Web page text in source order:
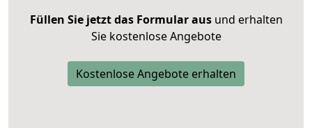
Füllen Sie jetzt das Formular ausund erhalten
Sie kostenlose Angebote
Kostenlose Angebote erhalten